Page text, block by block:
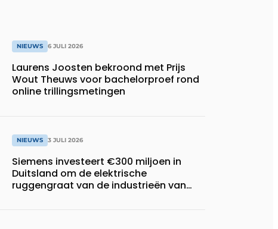
NIEUWS 6 JULI 2026
Laurens Joosten bekroond met Prijs
Wout Theuws voor bachelorproef rond
online trillingsmetingen
NIEUWS 3 JULI 2026
Siemens investeert €300 miljoen in
Duitsland om de elektrische
ruggengraat van de industrieën van